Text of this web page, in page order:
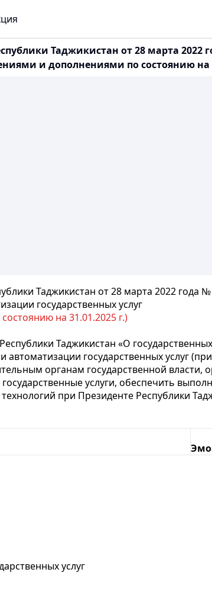
Таджикистан от 28 марта
и дополнениями по состоянию на
Таджикистан от 28 марта 2022 года
государственных услуг
на 31.01.2025 г.)
Таджикистан «О
автоматизации государственных услуг
органам государственной власти,
услуги, обеспечить
при Президенте Республики
услуг